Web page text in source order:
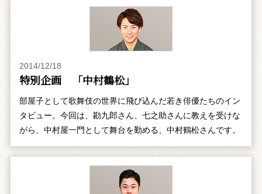
2014/12/18
特別企画 「中村鶴松」
部屋子として歌舞伎の世界に飛び込んだ若き俳優たちのイン
タビュー。今回は、勘九郎さん、七之助さんに教えを受けな
がら、中村屋一門として舞台を勤める、中村鶴松さんです。